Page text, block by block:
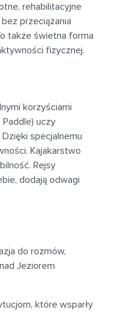
rehabilitacyjne
przeciążania
także świetna forma
fizycznej.
korzyściami
uczy
specjalnemu
Kajakarstwo
Rejsy
dodają odwagi
do rozmów,
Jeziorem
które wsparły